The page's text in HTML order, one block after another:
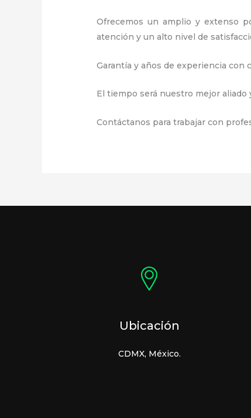
Ofrecemos un amplio y extenso
atención y un alto nivel de
Garantía y años de experiencia con
El tiempo será nuestro mejor aliado
Contáctanos para trabajar con
Ubicación
CDMX, México.